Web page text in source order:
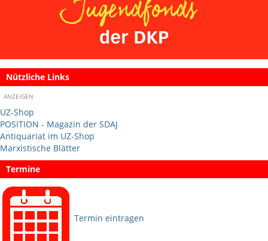
Nützliche Links
ANZEIGEN
UZ-Shop
POSITION - Magazin der SDAJ
Antiquariat im UZ-Shop
Marxistische Blätter
Termine
Termin eintragen